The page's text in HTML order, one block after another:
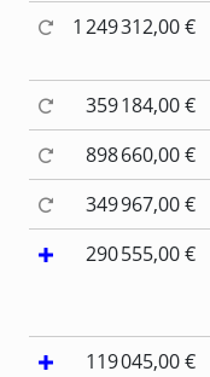
1 249 312,00 €
359 184,00 €
898 660,00 €
349 967,00 €
290 555,00 €
119 045,00 €